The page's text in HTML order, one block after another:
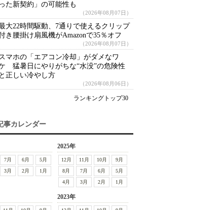
った新契約」の可能性も
（2026年08月07日）
大22時間駆動、7通りで使えるクリップ
き腰掛け扇風機がAmazonで35％オフ
（2026年08月07日）
マホの「エアコン冷却」がダメなワ
猛暑日にやりがちな“水没”の危険性
と正しい冷やし方
（2026年08月06日）
ランキングトップ30
事カレンダー
7月 6月
5月
3月 2月 1月
2025年
12月 11月 10月
9月
8月
7月 6月
5月
4月
3月 2月 1月
2023年